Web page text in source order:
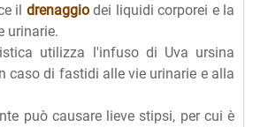
il drenaggiodei liquidi corporei e la
urinarie.
utilizza l'infuso di Uva ursina
caso di fastidi alle vie urinarie e alla
può causare lieve stipsi, per cui è